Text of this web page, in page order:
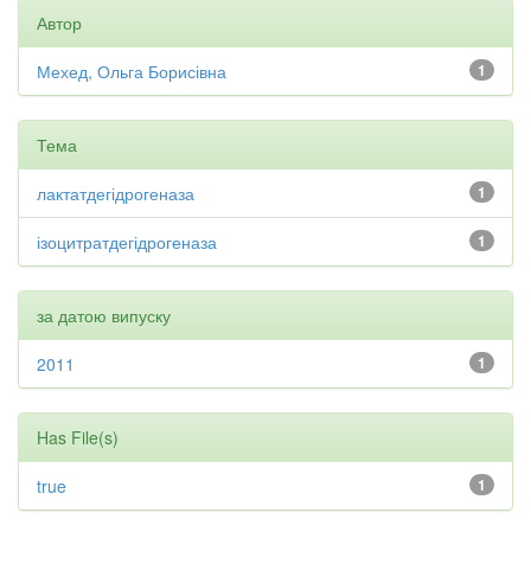
Автор
1
Мехед, Ольга Борисівна
Тема
1
лактатдегідрогеназа
1
ізоцитратдегідрогеназа
за датою випуску
1
2011
Has File(s)
1
true